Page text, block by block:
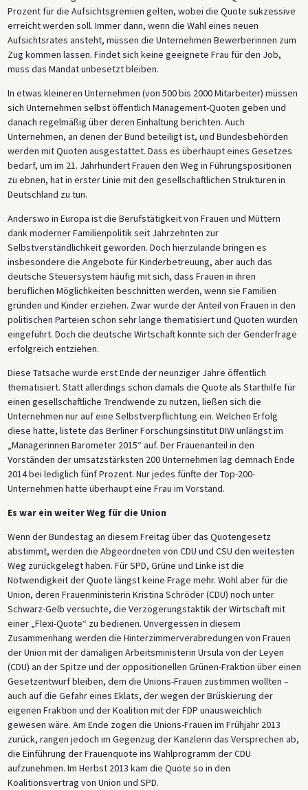
Prozent für die Aufsichtsgremien gelten, wobei die Quote sukzessive
erreicht werden soll. Immer dann, wenn die Wahl eines neuen
Aufsichtsrates ansteht, müssen die Unternehmen Bewerberinnen zum
Zug kommen lassen. Findet sich keine geeignete Frau für den Job,
muss das Mandat unbesetzt bleiben.
In etwas kleineren Unternehmen (von 500 bis 2000 Mitarbeiter) müssen
sich Unternehmen selbst öffentlich Management-Quoten geben und
danach regelmäßig über deren Einhaltung berichten. Auch
Unternehmen, an denen der Bund beteiligt ist, und Bundesbehörden
werden mit Quoten ausgestattet. Dass es überhaupt eines Gesetzes
bedarf, um im 21. Jahrhundert Frauen den Weg in Führungspositionen
zu ebnen, hat in erster Linie mit den gesellschaftlichen Strukturen in
Deutschland zu tun.
Anderswo in Europa ist die Berufstätigkeit von Frauen und Müttern
dank moderner Familienpolitik seit Jahrzehnten zur
Selbstverständlichkeit geworden. Doch hierzulande bringen es
insbesondere die Angebote für Kinderbetreuung, aber auch das
deutsche Steuersystem häufig mit sich, dass Frauen in ihren
beruflichen Möglichkeiten beschnitten werden, wenn sie Familien
gründen und Kinder erziehen. Zwar wurde der Anteil von Frauen in den
politischen Parteien schon sehr lange thematisiert und Quoten wurden
eingeführt. Doch die deutsche Wirtschaft konnte sich der Genderfrage
erfolgreich entziehen.
Diese Tatsache wurde erst Ende der neunziger Jahre öffentlich
thematisiert. Statt allerdings schon damals die Quote als Starthilfe für
einen gesellschaftliche Trendwende zu nutzen, ließen sich die
Unternehmen nur auf eine Selbstverpflichtung ein. Welchen Erfolg
diese hatte, listete das Berliner Forschungsinstitut DIW unlängst im
„Managerinnen Barometer 2015“ auf. Der Frauenanteil in den
Vorständen der umsatzstärksten 200 Unternehmen lag demnach Ende
2014 bei lediglich fünf Prozent. Nur jedes fünfte der Top-200-
Unternehmen hatte überhaupt eine Frau im Vorstand.
Es war ein weiter Weg für die Union
Wenn der Bundestag an diesem Freitag über das Quotengesetz
abstimmt, werden die Abgeordneten von CDU und CSU den weitesten
Weg zurückgelegt haben. Für SPD, Grüne und Linke ist die
Notwendigkeit der Quote längst keine Frage mehr. Wohl aber für die
Union, deren Frauenministerin Kristina Schröder (CDU) noch unter
Schwarz-Gelb versuchte, die Verzögerungstaktik der Wirtschaft mit
einer „Flexi-Quote“ zu bedienen. Unvergessen in diesem
Zusammenhang werden die Hinterzimmerverabredungen von Frauen
der Union mit der damaligen Arbeitsministerin Ursula von der Leyen
(CDU) an der Spitze und der oppositionellen Grünen-Fraktion über einen
Gesetzentwurf bleiben, dem die Unions-Frauen zustimmen wollten –
auch auf die Gefahr eines Eklats, der wegen der Brüskierung der
eigenen Fraktion und der Koalition mit der FDP unausweichlich
gewesen wäre. Am Ende zogen die Unions-Frauen im Frühjahr 2013
zurück, rangen jedoch im Gegenzug der Kanzlerin das Versprechen ab,
die Einführung der Frauenquote ins Wahlprogramm der CDU
aufzunehmen. Im Herbst 2013 kam die Quote so in den
Koalitionsvertrag von Union und SPD.